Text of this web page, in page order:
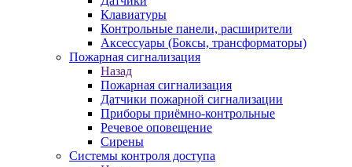
Клавиатуры
Контрольные панели, расширители
Аксессуары (Боксы, трансформаторы)
Пожарная сигнализация
Назад
Пожарная сигнализация
Датчики пожарной сигнализации
Приборы приёмно-контрольные
Речевое оповещение
Сирены
Системы контроля доступа